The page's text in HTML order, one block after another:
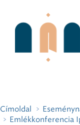
Címoldal
Emlékkonferencia